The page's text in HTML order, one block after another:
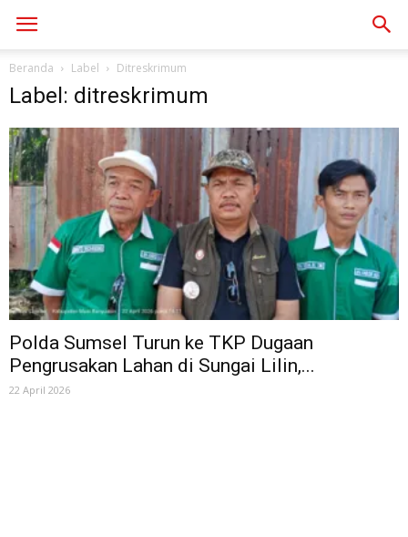
Beranda Label Ditreskrimum
Label: ditreskrimum
Polda Sumsel Turun ke TKP Dugaan
Pengrusakan Lahan di Sungai Lilin,...
22 April 2026